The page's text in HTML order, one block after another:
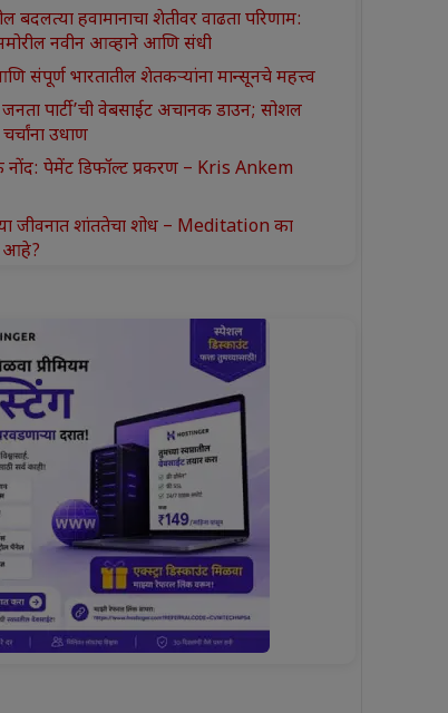
बदलत्या हवामानाचा शेतीवर वाढता परिणाम:
नवीन आव्हाने आणि संधी
आणि संपूर्ण भारतातील शेतकऱ्यांना मान्सूनचे महत्त्व
पार्टी’ची वेबसाईट अचानक डाउन; सोशल
उधाण
नोंद: पेमेंट डिफॉल्ट प्रकरण – Kris Ankem
जीवनात शांततेचा शोध – Meditation का